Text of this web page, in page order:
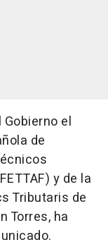
el
de
y de la
Tributaris de
Torres, ha